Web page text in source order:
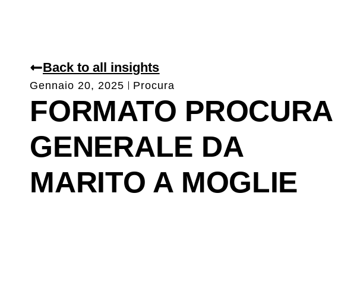
Back to all insights
Gennaio 20, 2025 Procura
FORMATO PROCURA
GENERALE DA
MARITO A MOGLIE